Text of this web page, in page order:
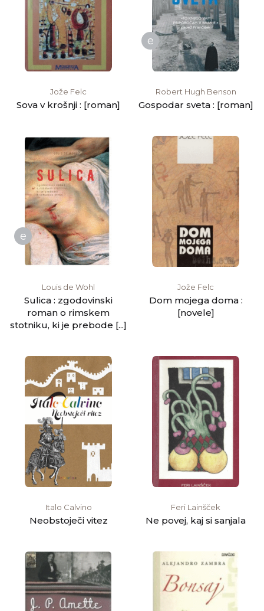
Jože Felc
Sova v krošnji : [roman]
e
Robert Hugh Benson
Gospodar sveta : [roman]
e
Louis de Wohl
Sulica : zgodovinski
roman o rimskem
stotniku, ki je prebode [...]
Jože Felc
Dom mojega doma :
[novele]
Italo Calvino
Neobstoječi vitez
Feri Lainšček
Ne povej, kaj si sanjala